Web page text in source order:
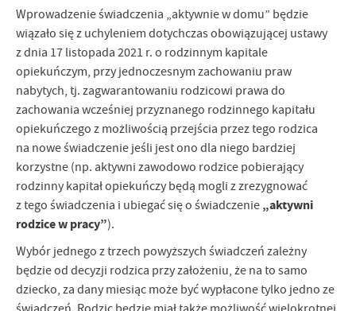
Wprowadzenie świadczenia „aktywnie w domu” będzie
wiązało się z uchyleniem dotychczas obowiązującej ustawy
z dnia 17 listopada 2021 r. o rodzinnym kapitale
opiekuńczym, przy jednoczesnym zachowaniu praw
nabytych, tj. zagwarantowaniu rodzicowi prawa do
zachowania wcześniej przyznanego rodzinnego kapitału
opiekuńczego z możliwością przejścia przez tego rodzica
na nowe świadczenie jeśli jest ono dla niego bardziej
korzystne (np. aktywni zawodowo rodzice pobierający
rodzinny kapitał opiekuńczy będą mogli z zrezygnować
z tego świadczenia i ubiegać się o świadczenie „aktywni
rodzice w pracy”).
Wybór jednego z trzech powyższych świadczeń zależny
będzie od decyzji rodzica przy założeniu, że na to samo
dziecko, za dany miesiąc może być wypłacone tylko jedno ze